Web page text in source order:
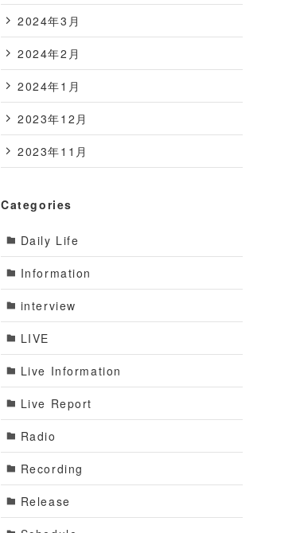
2024年3月
2024年2月
2024年1月
2023年12月
2023年11月
Categories
Daily Life
Information
interview
LIVE
Live Information
Live Report
Radio
Recording
Release